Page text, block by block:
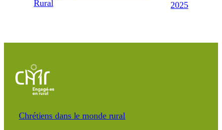
Rural
2025
Chrétiens dans le monde rural